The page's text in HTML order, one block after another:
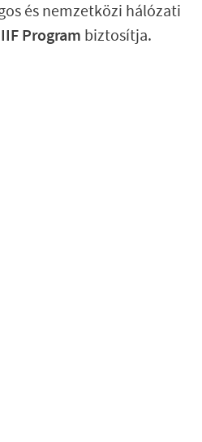
és nemzetközi hálózati
Program biztosítja.